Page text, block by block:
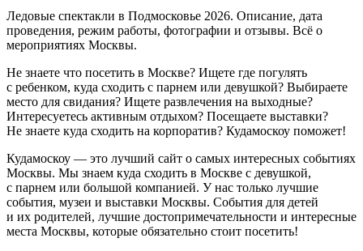
Ледовые спектакли в Подмосковье 2026. Описание, дата
проведения, режим работы, фотографии и отзывы. Всё о
мероприятиях Москвы.
Не знаете что посетить в Москве? Ищете где погулять
с ребенком, куда сходить с парнем или девушкой? Выбираете
место для свидания? Ищете развлечения на выходные?
Интересуетесь активным отдыхом? Посещаете выставки?
Не знаете куда сходить на корпоратив? Кудамоскоу поможет!
Кудамоскоу — это лучший сайт о самых интересных событиях
Москвы. Мы знаем куда сходить в Москве с девушкой,
с парнем или большой компанией. У нас только лучшие
события, музеи и выставки Москвы. События для детей
и их родителей, лучшие достопримечательности и интересные
места Москвы, которые обязательно стоит посетить!